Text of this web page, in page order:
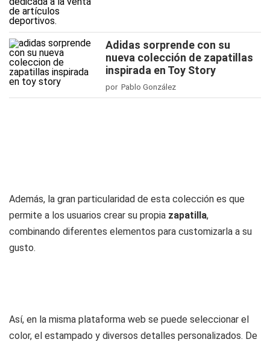
Adidas sorprende con su
nueva colección de zapatillas
inspirada en Toy Story
por Pablo González
Además, la gran particularidad de esta colección es que
permite a los usuarios crear su propia zapatilla,
combinando diferentes elementos para customizarla a su
gusto.
Así, en la misma plataforma web se puede seleccionar el
color, el estampado y diversos detalles personalizados. De